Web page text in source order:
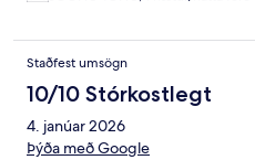
Staðfest umsögn
10/10 Stórkostlegt
4. janúar 2026
Þýða með Google